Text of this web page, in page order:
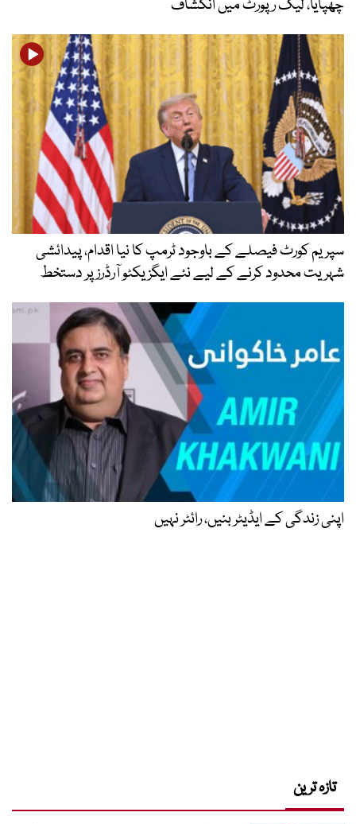
چھپایا، لیک رپورٹ میں انکشاف
سپریم کورٹ فیصلے کے باوجود ٹرمپ کا نیا اقدام، پیدائشی
شہریت محدود کرنے کے لیے نئے ایگزیکٹو آرڈرز پر دستخط
اپنی زندگی کے ایڈیٹر بنیں، رائٹر نہیں
تازہ ترین